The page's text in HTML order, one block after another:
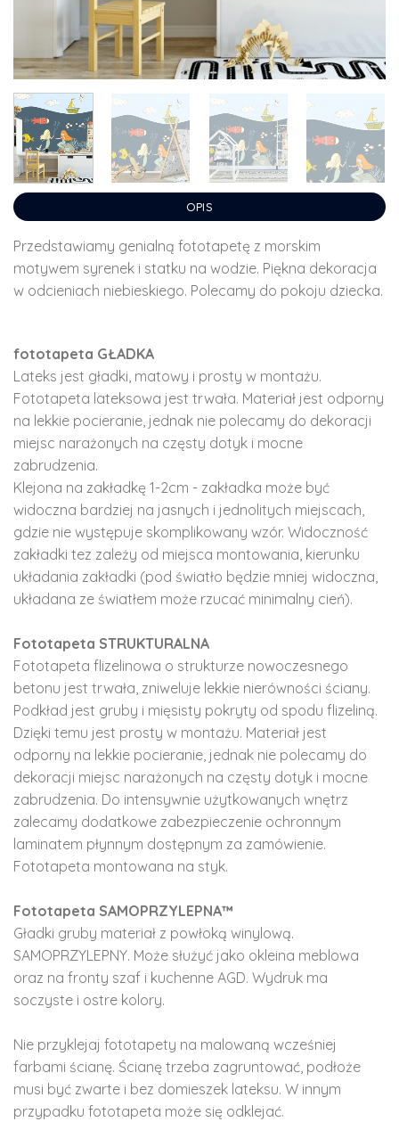
OPIS
Przedstawiamy genialną fototapetę z morskim
motywem syrenek i statku na wodzie. Piękna dekoracja
w odcieniach niebieskiego. Polecamy do pokoju dziecka.
fototapeta GŁADKA
Lateks jest gładki, matowy i prosty w montażu.
Fototapeta lateksowa jest trwała. Materiał jest odporny
na lekkie pocieranie, jednak nie polecamy do dekoracji
miejsc narażonych na częsty dotyk i mocne
zabrudzenia.
Klejona na zakładkę 1-2cm - zakładka może być
widoczna bardziej na jasnych i jednolitych miejscach,
gdzie nie występuje skomplikowany wzór. Widoczność
zakładki tez zależy od miejsca montowania, kierunku
układania zakładki (pod światło będzie mniej widoczna,
układana ze światłem może rzucać minimalny cień).
Fototapeta STRUKTURALNA
Fototapeta flizelinowa o strukturze nowoczesnego
betonu jest trwała, zniweluje lekkie nierówności ściany.
Podkład jest gruby i mięsisty pokryty od spodu flizeliną.
Dzięki temu jest prosty w montażu. Materiał jest
odporny na lekkie pocieranie, jednak nie polecamy do
dekoracji miejsc narażonych na częsty dotyk i mocne
zabrudzenia. Do intensywnie użytkowanych wnętrz
zalecamy dodatkowe zabezpieczenie ochronnym
laminatem płynnym dostępnym za zamówienie.
Fototapeta montowana na styk.
Fototapeta SAMOPRZYLEPNA™
Gładki gruby materiał z powłoką winylową.
SAMOPRZYLEPNY. Może służyć jako okleina meblowa
oraz na fronty szaf i kuchenne AGD. Wydruk ma
soczyste i ostre kolory.
Nie przyklejaj fototapety na malowaną wcześniej
farbami ścianę. Ścianę trzeba zagruntować, podłoże
musi być zwarte i bez domieszek lateksu. W innym
przypadku fototapeta może się odklejać.